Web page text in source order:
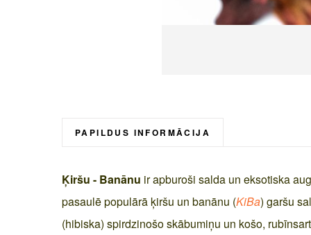
beginning
images
gallery
PAPILDUS INFORMĀCIJA
Ķiršu - Banānu ir apburoši salda un eksotiska
pasaulē populārā ķiršu un banānu (KiBa) garšu
(hibiska) spirdzinošo skābumiņu un košo,